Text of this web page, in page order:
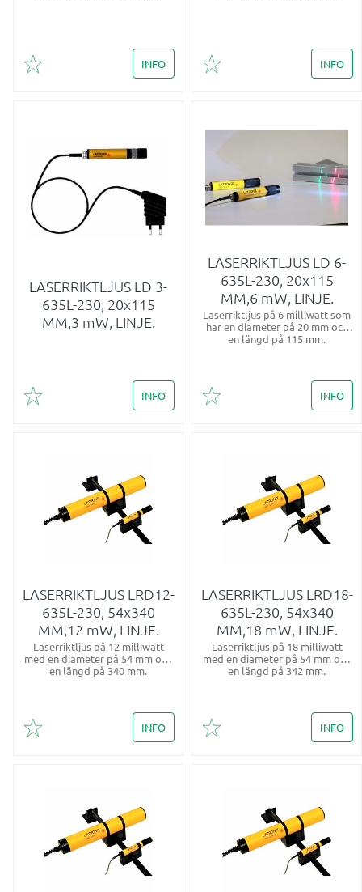
Lägg till i favoriter
INFO
Lägg till i favoriter
INFO
LASERRIKTLJUS LD 3-
635L-230, 20x115
MM,3 mW, LINJE.
Lägg till i favoriter
INFO
LASERRIKTLJUS LD 6-
635L-230, 20x115
MM,6 mW, LINJE.
Laserriktljus på 6 milliwatt som
har en diameter på 20 mm och
en längd på 115 mm.
Lägg till i favoriter
INFO
LASERRIKTLJUS LRD12-
635L-230, 54x340
MM,12 mW, LINJE.
Laserriktljus på 12 milliwatt
med en diameter på 54 mm och
en längd på 340 mm.
Lägg till i favoriter
INFO
LASERRIKTLJUS LRD18-
635L-230, 54x340
MM,18 mW, LINJE.
Laserriktljus på 18 milliwatt
med en diameter på 54 mm och
en längd på 342 mm.
Lägg till i favoriter
INFO